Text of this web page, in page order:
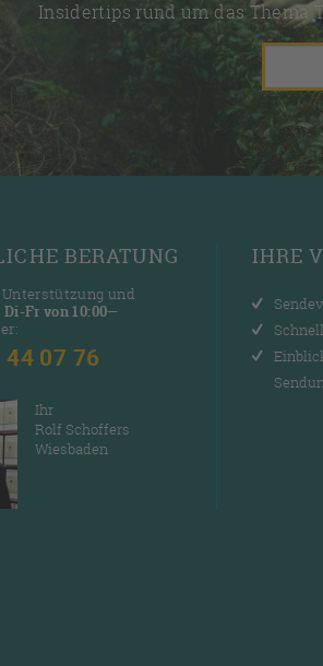
Insidertips rund um das Thema
BERATUNG
und
Di-Fr von 10:00—
07 76
Ihr
Rolf Schoffers
Wiesbaden
IHRE